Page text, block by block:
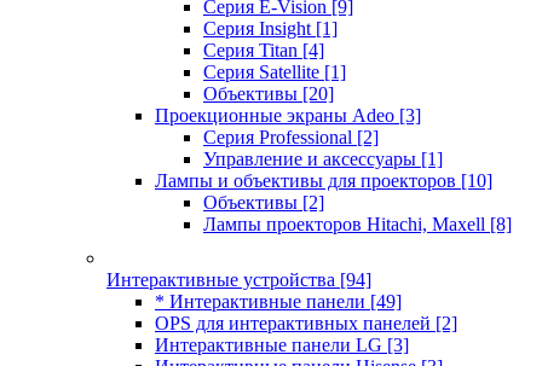
Серия E-Vision [9]
Серия Insight [1]
Серия Titan [4]
Серия Satellite [1]
Объективы [20]
Проекционные экраны Adeo [3]
Серия Professional [2]
Управление и аксессуары [1]
Лампы и объективы для проекторов [10]
Объективы [2]
Лампы проекторов Hitachi, Maxell [8]
Интерактивные устройства [94]
* Интерактивные панели [49]
OPS для интерактивных панелей [2]
Интерактивные панели LG [3]